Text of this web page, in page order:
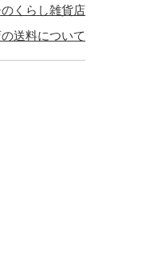
くらし雑貨店
送料について